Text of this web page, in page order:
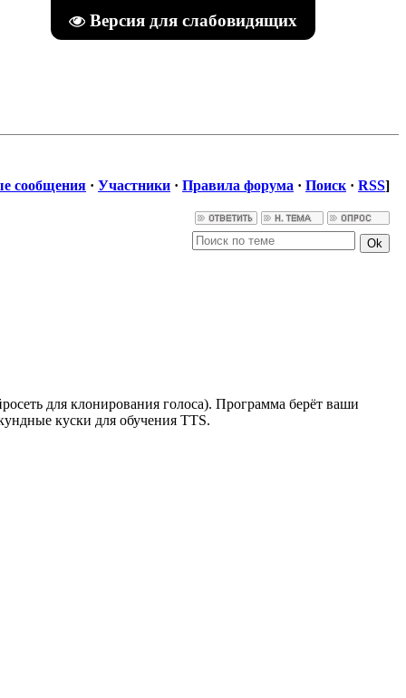
Версия для слабовидящих
сообщения · Участники · Правила форума · Поиск · RSS]
для клонирования голоса). Программа берёт ваши
куски для обучения TTS.